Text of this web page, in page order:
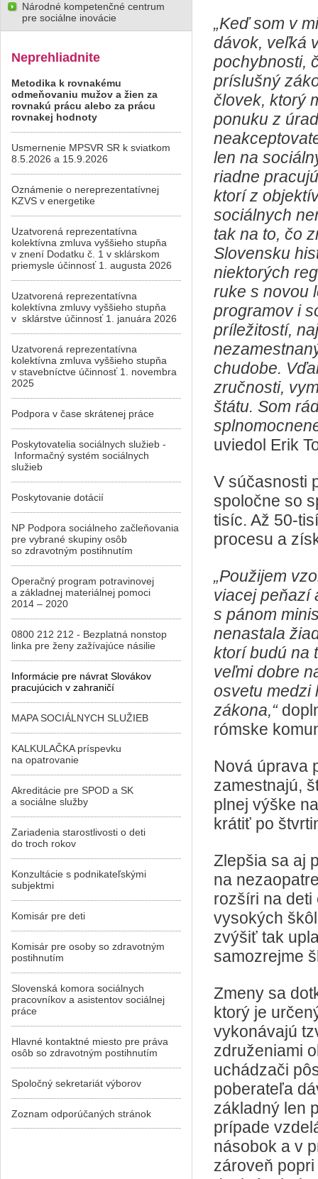
„Keď som v
dávok, veľká
pochybnosti,
príslušný
človek, ktorý
ponuku z
len na
riadne
ktorí z
sociálnych
tak na to, čo
Slovensku
niektorých
ruke s novou
programov i
príležitostí,
chudobe.
zručnosti,
štátu. Som
uviedol Erik
V súčasnosti
spoločne so
tisíc. Až 50-
procesu a
„Použijem
viacej peňazí
s pánom
nenastala
ktorí budú na
veľmi dobre
osvetu medzi
zákona,“
rómske
Nová úprava
zamestnajú,
plnej výške
krátiť po
Zlepšia sa aj
na
rozšíri na deti
vysokých
zvýšiť tak
samozrejme
Zmeny sa
ktorý je
vykonávajú
združeniami
uchádzači
poberateľa
základný len
prípade
násobok a v
zároveň
Národné kompetenčné centrum
pre sociálne inovácie
Neprehliadnite
Metodika k rovnakému
odmeňovaniu mužov a žien za
rovnakú prácu alebo za prácu
rovnakej hodnoty
Usmernenie MPSVR SR k sviatkom
8.5.2026 a 15.9.2026
Oznámenie o nereprezentatívnej
KZVS v energetike
Uzatvorená reprezentatívna
kolektívna zmluva vyššieho stupňa
v znení Dodatku č. 1 v sklárskom
priemysle účinnosť 1. augusta 2026
Uzatvorená reprezentatívna
kolektívna zmluvy vyššieho stupňa
v sklárstve účinnosť 1. januára 2026
Uzatvorená reprezentatívna
kolektívna zmluva vyššieho stupňa
v stavebníctve účinnosť 1. novembra
2025
Podpora v čase skrátenej práce
Poskytovatelia sociálnych služieb -
Informačný systém sociálnych
služieb
Poskytovanie dotácií
NP Podpora sociálneho začleňovania
pre vybrané skupiny osôb
so zdravotným postihnutím
Operačný program potravinovej
a základnej materiálnej pomoci
2014 – 2020
0800 212 212 - Bezplatná nonstop
linka pre ženy zažívajúce násilie
Informácie pre návrat Slovákov
pracujúcich v zahraničí
MAPA SOCIÁLNYCH SLUŽIEB
KALKULAČKA príspevku
na opatrovanie
Akreditácie pre SPOD a SK
a sociálne služby
Zariadenia starostlivosti o deti
do troch rokov
Konzultácie s podnikateľskými
subjektmi
Komisár pre deti
Komisár pre osoby so zdravotným
postihnutím
Slovenská komora sociálnych
pracovníkov a asistentov sociálnej
práce
Hlavné kontaktné miesto pre práva
osôb so zdravotným postihnutím
Spoločný sekretariát výborov
Zoznam odporúčaných stránok